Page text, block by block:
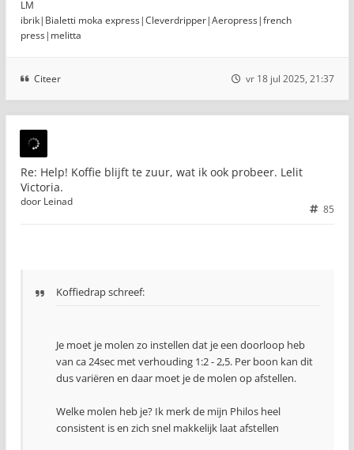
LM
ibrik|Bialetti moka express|Cleverdripper|Aeropress|french
press|melitta
Citeer vr 18 jul 2025, 21:37
Re: Help! Koffie blijft te zuur, wat ik ook probeer. Lelit
Victoria.
85
door Leinad
Koffiedrap schreef:
Je moet je molen zo instellen dat je een doorloop heb
van ca 24sec met verhouding 1:2 - 2,5. Per boon kan dit
dus variëren en daar moet je de molen op afstellen.
Welke molen heb je? Ik merk de mijn Philos heel
consistent is en zich snel makkelijk laat afstellen